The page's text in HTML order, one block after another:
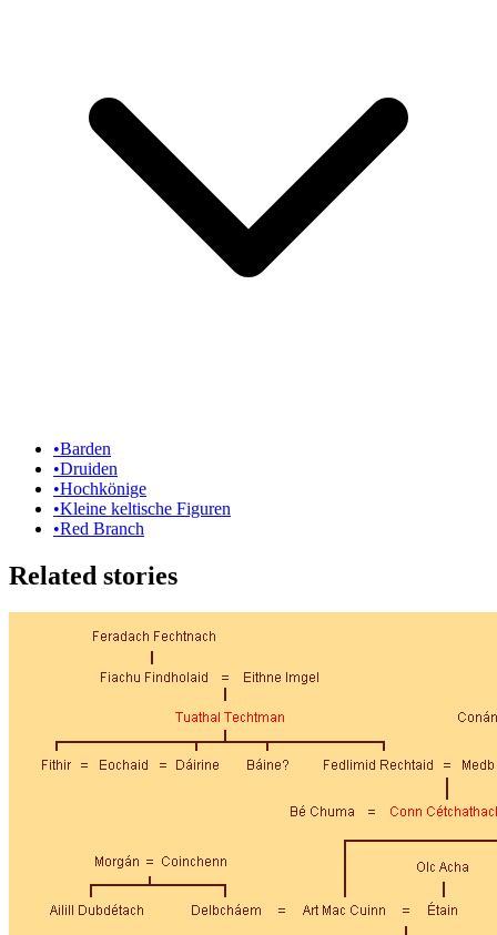
•Barden
•Druiden
•Hochkönige
•Kleine keltische Figuren
•Red Branch
Related stories